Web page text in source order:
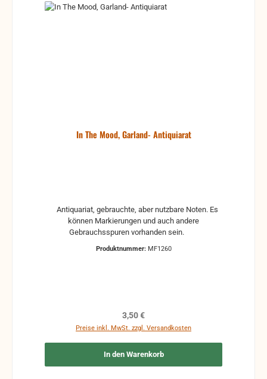
In The Mood, Garland- Antiquiarat
können Markierungen und auch andere
Produktnummer: MF1260
Regulärer Preis:
3,50 €
Preise inkl. MwSt. zzgl. Versandkosten
In den Warenkorb